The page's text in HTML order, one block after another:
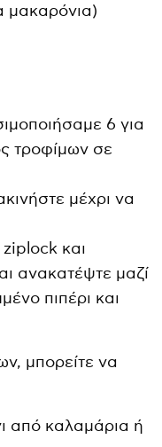
μακαρόνια)
6 για
τροφίμων σε
μέχρι να
και
ανακατέψτε μαζί
πιπέρι και
μπορείτε να
από καλαμάρια ή